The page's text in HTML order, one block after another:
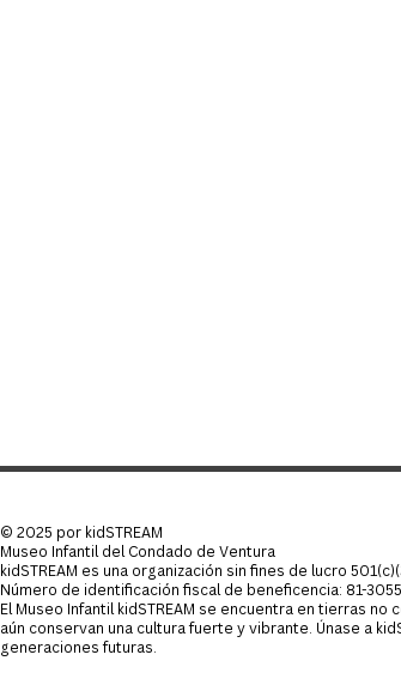
© 2025 por kidSTREAM
Museo Infantil del Condado de Ventura
kidSTREAM es una organización sin fines de lucro
Número de identificación fiscal de beneficencia: 81-
El Museo Infantil kidSTREAM se encuentra en tierras
aún conservan una cultura fuerte y vibrante. Únase a
generaciones futuras.